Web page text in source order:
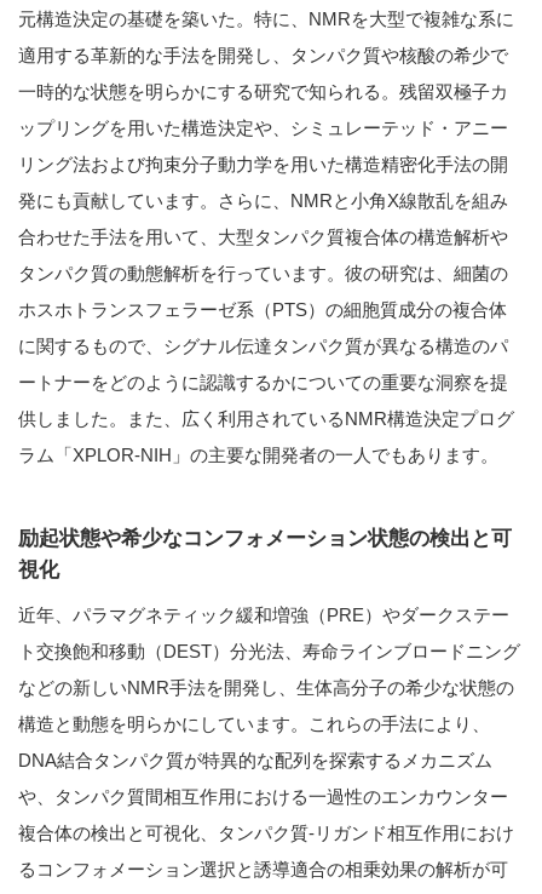
元構造決定の基礎を築いた。特に、NMRを大型で複雑な系に
適用する革新的な手法を開発し、タンパク質や核酸の希少で
一時的な状態を明らかにする研究で知られる。残留双極子カ
ップリングを用いた構造決定や、シミュレーテッド・アニー
リング法および拘束分子動力学を用いた構造精密化手法の開
発にも貢献しています。さらに、NMRと小角X線散乱を組み
合わせた手法を用いて、大型タンパク質複合体の構造解析や
タンパク質の動態解析を行っています。彼の研究は、細菌の
ホスホトランスフェラーゼ系（PTS）の細胞質成分の複合体
に関するもので、シグナル伝達タンパク質が異なる構造のパ
ートナーをどのように認識するかについての重要な洞察を提
供しました。また、広く利用されているNMR構造決定プログ
ラム「XPLOR-NIH」の主要な開発者の一人でもあります。
励起状態や希少なコンフォメーション状態の検出と可
視化
近年、パラマグネティック緩和増強（PRE）やダークステー
ト交換飽和移動（DEST）分光法、寿命ラインブロードニング
などの新しいNMR手法を開発し、生体高分子の希少な状態の
構造と動態を明らかにしています。これらの手法により、
DNA結合タンパク質が特異的な配列を探索するメカニズム
や、タンパク質間相互作用における一過性のエンカウンター
複合体の検出と可視化、タンパク質-リガンド相互作用におけ
るコンフォメーション選択と誘導適合の相乗効果の解析が可